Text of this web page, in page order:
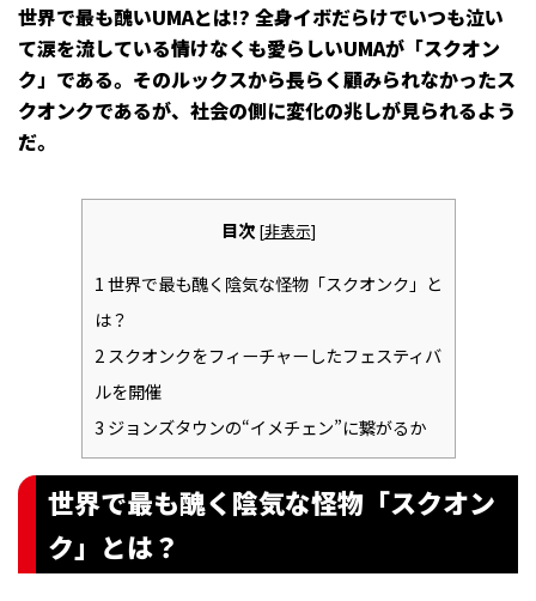
世界で最も醜いUMAとは――!? 全身イボだらけでいつも泣い
て涙を流している情けなくも愛らしいUMAが「スクオン
ク」である。そのルックスから長らく顧みられなかったス
クオンクであるが、社会の側に変化の兆しが見られるよう
だ。
目次 [非表示]
1世界で最も醜く陰気な怪物「スクオンク」と
は？
2スクオンクをフィーチャーしたフェスティバ
ルを開催
3 ジョンズタウンの“イメチェン”に繋がるか
世界で最も醜く陰気な怪物「スクオン
ク」とは？